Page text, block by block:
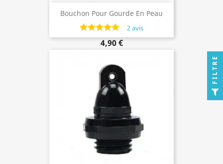
Bouchon Pour Gourde En Peau
Jusque 1 Litre
2 avis
4,90 €
FILTRE